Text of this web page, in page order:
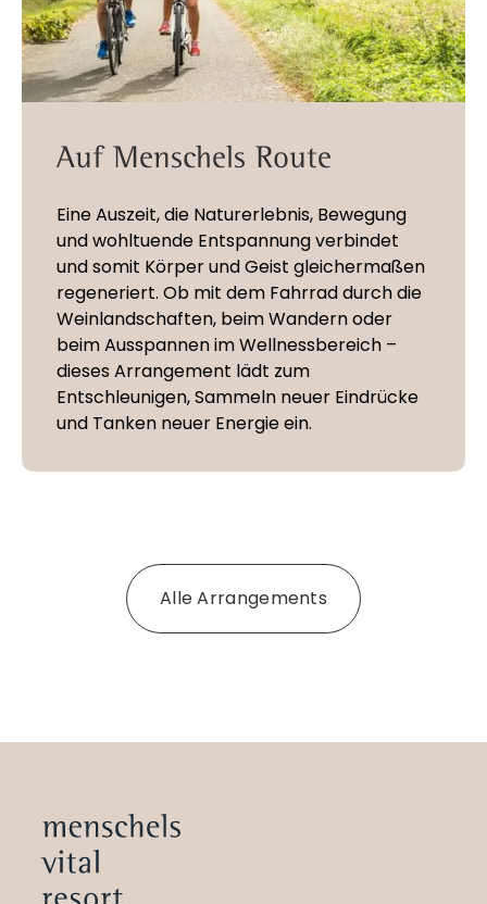
Auf Menschels Route
Eine Auszeit, die Naturerlebnis, Bewegung
und wohltuende Entspannung verbindet
und somit Körper und Geist gleichermaßen
regeneriert. Ob mit dem Fahrrad durch die
Weinlandschaften, beim Wandern oder
beim Ausspannen im Wellnessbereich –
dieses Arrangement lädt zum
Entschleunigen, Sammeln neuer Eindrücke
und Tanken neuer Energie ein.
Alle Arrangements